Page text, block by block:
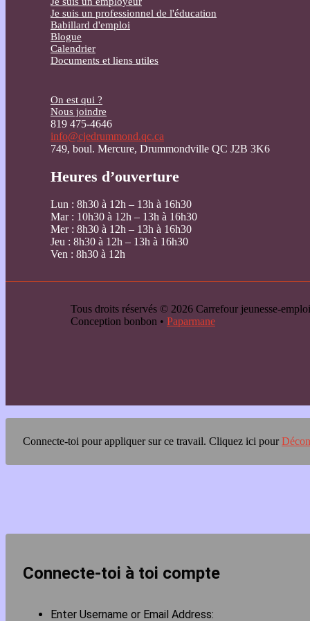
Je suis un professionnel de l'éducation
Babillard d'emploi
Blogue
Calendrier
Documents et liens utiles
On est qui ?
Nous joindre
819 475-4646
info@cjedrummond.qc.ca
749, boul. Mercure, Drummondville QC J2B 3K6
Heures d’ouverture
Lun : 8h30 à 12h – 13h à 16h30
Mar : 10h30 à 12h – 13h à 16h30
Mer : 8h30 à 12h – 13h à 16h30
Jeu : 8h30 à 12h – 13h à 16h30
Ven : 8h30 à 12h
Tous droits réservés © 2026 Carrefour jeunesse-
Conception bonbon • Paparmane
Connecte-toi pour appliquer sur ce travail. Cliquez ici pour
Connecte-toi à toi compte
Enter Username or Email Address: